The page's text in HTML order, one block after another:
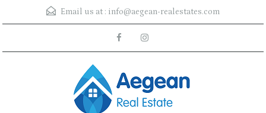
Email us at : info@aegean-realestates.com